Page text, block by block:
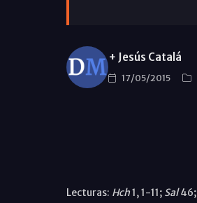
+ Jesús Catalá
17/05/2015
Lecturas: Hch1, 1-11; Sal46;